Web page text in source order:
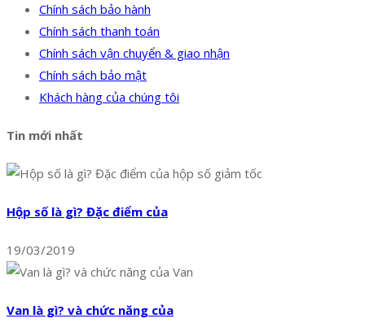
Chính sách bảo hành
Chính sách thanh toán
Chính sách vận chuyển & giao nhận
Chính sách bảo mật
Khách hàng của chúng tôi
Tin mới nhất
Hộp số là gì? Đặc điểm của
19/03/2019
Van là gì? và chức năng của